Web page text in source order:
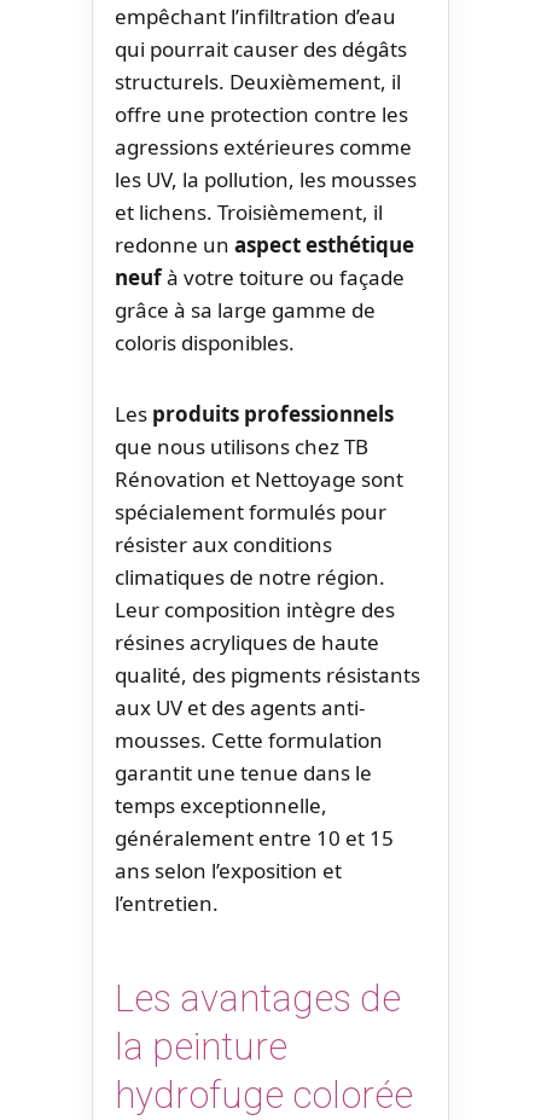
empêchant l’infiltration d’eau
qui pourrait causer des dégâts
structurels. Deuxièmement, il
offre une protection contre les
agressions extérieures comme
les UV, la pollution, les mousses
et lichens. Troisièmement, il
redonne un aspect esthétique
neufà votre toiture ou façade
grâce à sa large gamme de
coloris disponibles.
Les produits professionnels
que nous utilisons chez TB
Rénovation et Nettoyage sont
spécialement formulés pour
résister aux conditions
climatiques de notre région.
Leur composition intègre des
résines acryliques de haute
qualité, des pigments résistants
aux UV et des agents anti-
mousses. Cette formulation
garantit une tenue dans le
temps exceptionnelle,
généralement entre 10 et 15
ans selon l’exposition et
l’entretien.
Les avantages de
la peinture
hydrofuge colorée